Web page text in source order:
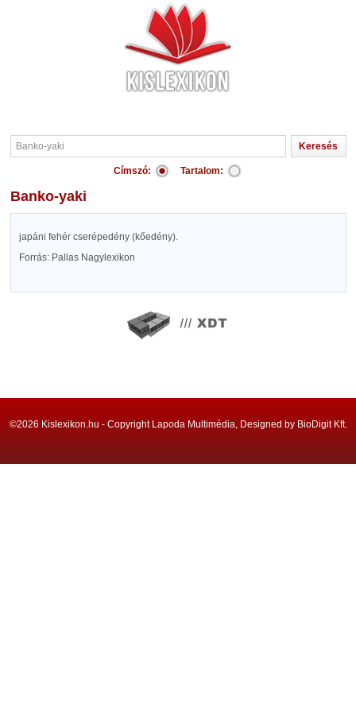
Címszó: Tartalom:
Banko-yaki
japáni fehér cserépedény (kőedény).
Forrás: Pallas Nagylexikon
©2026 Kislexikon.hu - Copyright Lapoda Multimédia, Designed by BioDigit Kft.